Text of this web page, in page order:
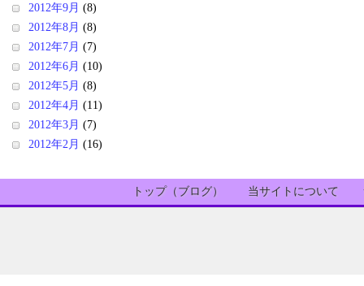
2012年9月 (8)
2012年8月 (8)
2012年7月 (7)
2012年6月 (10)
2012年5月 (8)
2012年4月 (11)
2012年3月 (7)
2012年2月 (16)
トップ（ブログ） 当サイトについて